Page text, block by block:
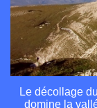
Le décollage
domine la